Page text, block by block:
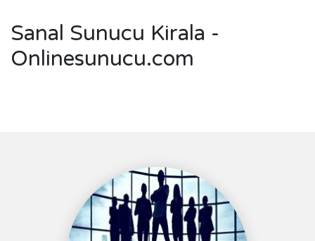
Sanal Sunucu Kirala -
Onlinesunucu.com